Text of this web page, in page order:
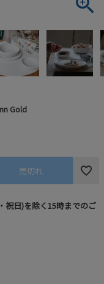
Gold
売切れ
祝日)を除く15時までのご